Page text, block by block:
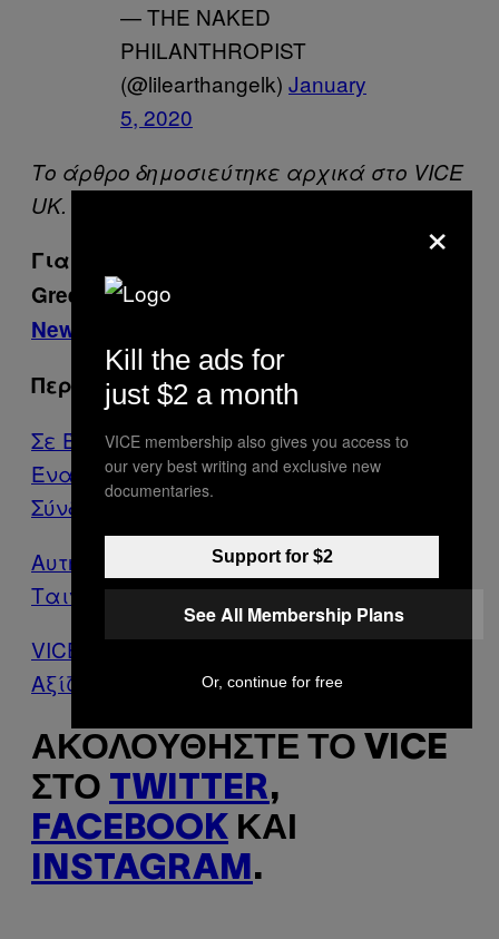
— THE NAKED
PHILANTHROPIST
(@lilearthangelk) January
5, 2020
Το άρθρο δημοσιεύτηκε αρχικά στο VICE
UK.
Για τα καλύτερα θέματα του VICE
Greece, γραφτείτε στο εβδομαδιαίο
Newsletter
Περισσότερα από το VICE
Σε Ένα Μαγαζί στη Δράμα Σερβίρουν
Ένας Τυφλός και μια Κοπέλα με
Σύνδρομο Down
Αυτή Είναι η Πρώτη Ελληνική Ερωτική
Ταινία
VICE: Τα 19 Ρεπορτάζ του 2019 που
Αξίζει να Διαβάσεις Ξανά
ΑΚΟΛΟΥΘΉΣΤΕ ΤΟ VICE
ΣΤΟ TWITTER,
FACEBOOK ΚΑΙ
INSTAGRAM .
×
Kill the ads for
just $2 a month
VICE membership also gives you access to
our very best writing and exclusive new
documentaries.
Support for $2
See All Membership Plans
Or, continue for free